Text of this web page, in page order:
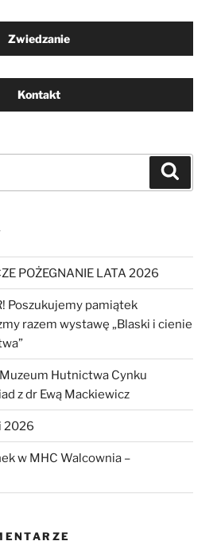
Zwiedzanie
Kontakt
POŻEGNANIE LATA 2026
Poszukujemy pamiątek
razem wystawę „Blaski i cienie
Hutnictwa Cynku
z dr Ewą Mackiewicz
2026
w MHC Walcownia –